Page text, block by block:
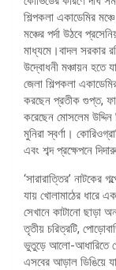
শিল্পকলা একাডেমির
মঞ্চের পর্দা উঠবে
মাধ্যমে।বাদল সরকার
উদ্বোধনী মঞ্চায়ন হতে
জেলা শিল্পকলা
করছেন প্রতীক গুপ্ত,
করেছেন মোসলেম উদ্দিন
মুনিরা স্বর্ণা।
এবং শব্দ প্রক্ষেপনে
‘সারারাত্তির’ নাটকের
যায় খোলামাঠের ধারে
সেখানে কাটানো ছাড়া
তৃতীয় চরিত্রটি,
ভুতুড়ে আলো-আধারিতে
এসবের আড়াল ডিঙিয়ে